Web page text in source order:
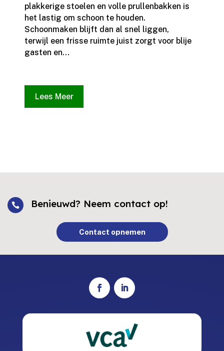
plakkerige stoelen en volle prullenbakken is
het lastig om schoon te houden.​
Schoonmaken blijft dan al snel liggen,
terwijl een frisse ruimte juist zorgt voor blije
gasten en...
Lees Meer
 Benieuwd? Neem contact op!
Contact opnemen